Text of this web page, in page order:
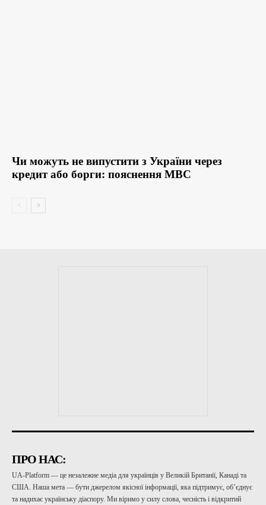
Чи можуть не випустити з України через
кредит або борги: пояснення МВС
ПРО НАС:
UA-Platform — це незалежне медіа для українців у Великій Британії, Канаді та
США. Наша мета — бути джерелом якісної інформації, яка підтримує, об’єднує
та надихає українську діаспору. Ми віримо у силу слова, чесність і відкритий